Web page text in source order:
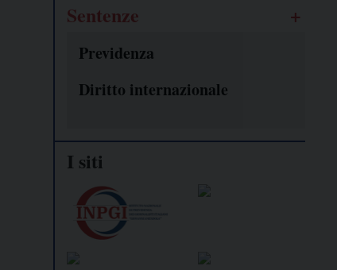
Sentenze
Previdenza
Diritto internazionale
I siti